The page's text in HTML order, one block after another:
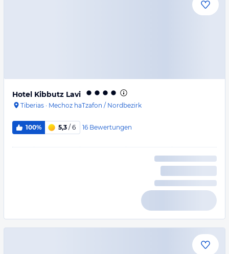
Hotel Kibbutz Lavi
Tiberias · Mechoz haTzafon / Nordbezirk
100% 5,3 / 6 16 Bewertungen